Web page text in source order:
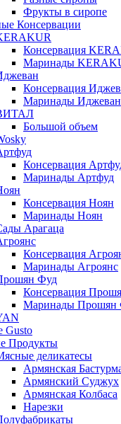
Фрукты в сиропе
Консервации
Консервация
Маринады
Консервация
Маринады Иджеван
Большой объем
Консервация
Маринады Артфуд
Консервация Ноян
Маринады Ноян
Арагаца
Консервация
Маринады Агроянс
Фуд
Консервация
Маринады Прошян
Gusto
Продукты
деликатесы
Армянская
Армянский Суджух
Армянская Колбаса
Нарезки